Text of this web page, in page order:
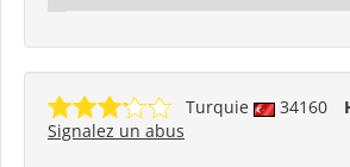
Turquie 34160
Signalez un abus